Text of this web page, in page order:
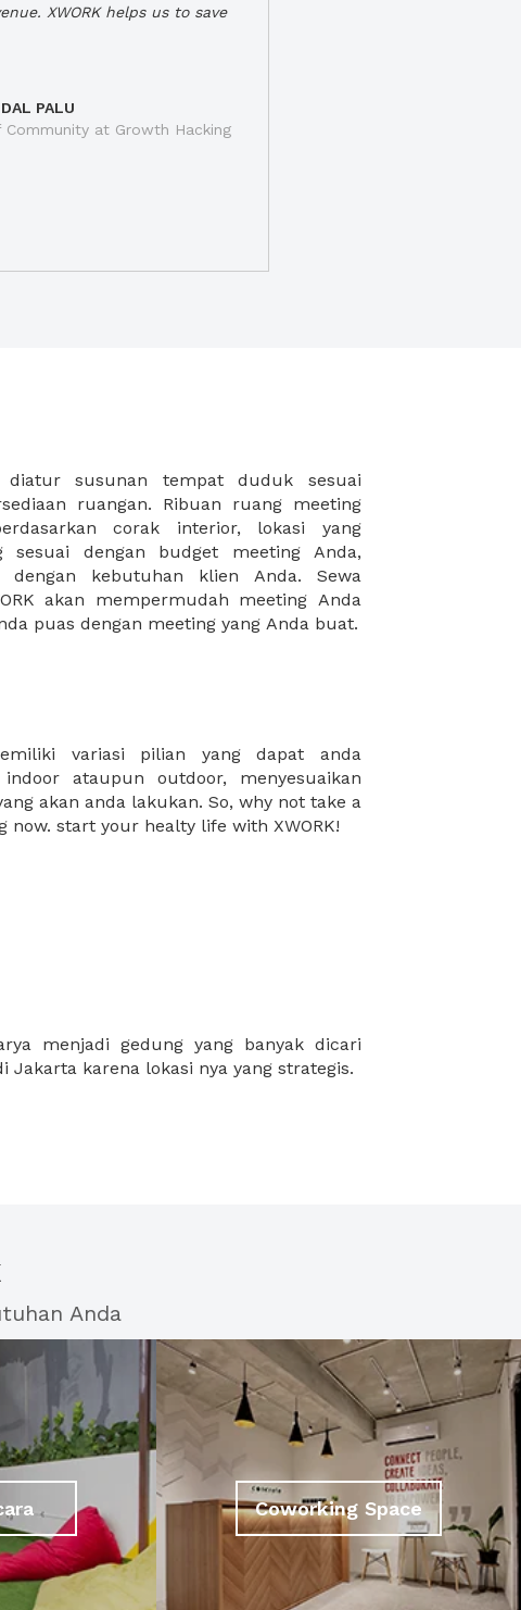
XWORK helps us to save
PALU
Community at Growth Hacking
puas dengan meeting yang Anda buat.
now. start your healty life with XWORK!
Jakarta karena lokasi nya yang strategis.
Anda
Coworking Space